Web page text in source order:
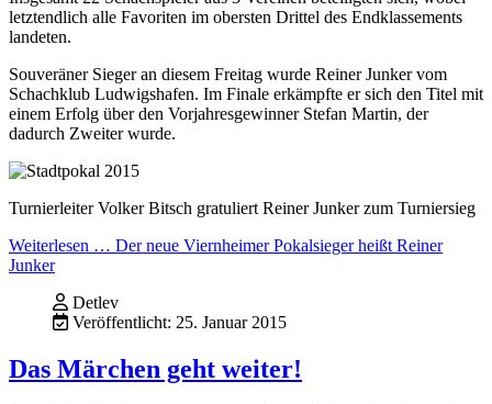
letztendlich alle Favoriten im obersten Drittel des Endklassements
landeten.
Souveräner Sieger an diesem Freitag wurde Reiner Junker vom
Schachklub Ludwigshafen. Im Finale erkämpfte er sich den Titel mit
einem Erfolg über den Vorjahresgewinner Stefan Martin, der
dadurch Zweiter wurde.
Turnierleiter Volker Bitsch gratuliert Reiner Junker zum Turniersieg
Weiterlesen … Der neue Viernheimer Pokalsieger heißt Reiner
Junker
Detlev
Veröffentlicht: 25. Januar 2015
Das Märchen geht weiter!